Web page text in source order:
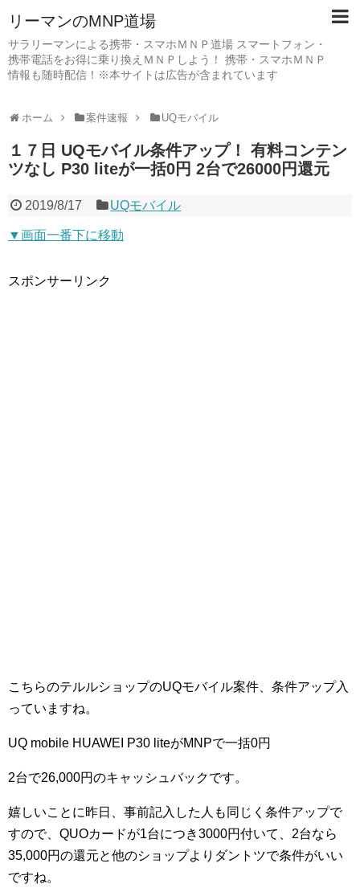
リーマンのMNP道場
サラリーマンによる携帯・スマホＭＮＰ道場 スマートフォン・
携帯電話をお得に乗り換えＭＮＰしよう！ 携帯・スマホＭＮＰ
情報も随時配信！※本サイトは広告が含まれています
ホーム 案件速報 UQモバイル
１７日 UQモバイル条件アップ！ 有料コンテン
ツなし P30 liteが一括0円 2台で26000円還元
2019/8/17 UQモバイル
▼画面一番下に移動
スポンサーリンク
こちらのテルルショップのUQモバイル案件、条件アップ入
っていますね。
UQ mobile HUAWEI P30 liteがMNPで一括0円
2台で26,000円のキャッシュバックです。
嬉しいことに昨日、事前記入した人も同じく条件アップで
すので、QUOカードが1台につき3000円付いて、2台なら
35,000円の還元と他のショップよりダントツで条件がいい
ですね。